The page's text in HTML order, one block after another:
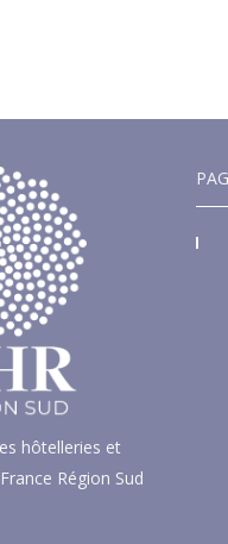
hôtelleries et
Région Sud